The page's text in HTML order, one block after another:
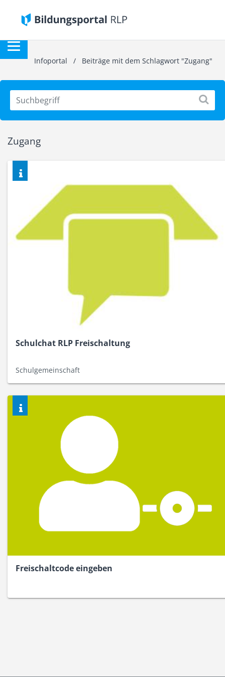
Infoportal / Beiträge mit dem Schlagwort "Zugang"
Zugang
Schulchat RLP Freischaltung
Schulgemeinschaft
Freischaltcode eingeben